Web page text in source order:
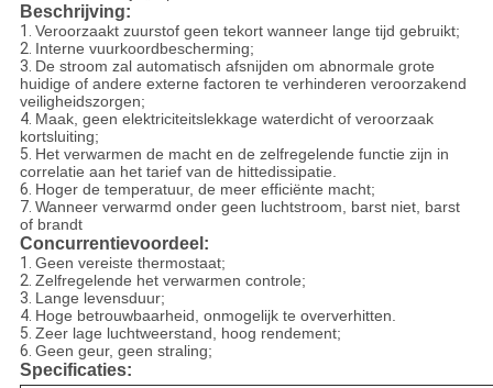
Beschrijving:
1. Veroorzaakt zuurstof geen tekort wanneer lange tijd gebruikt;
2. Interne vuurkoordbescherming;
3. De stroom zal automatisch afsnijden om abnormale grote
huidige of andere externe factoren te verhinderen veroorzakend
veiligheidszorgen;
4. Maak, geen elektriciteitslekkage waterdicht of veroorzaak
kortsluiting;
5. Het verwarmen de macht en de zelfregelende functie zijn in
correlatie aan het tarief van de hittedissipatie.
6. Hoger de temperatuur, de meer efficiënte macht;
7. Wanneer verwarmd onder geen luchtstroom, barst niet, barst
of brandt
Concurrentievoordeel:
1. Geen vereiste thermostaat;
2. Zelfregelende het verwarmen controle;
3. Lange levensduur;
4. Hoge betrouwbaarheid, onmogelijk te oververhitten.
5. Zeer lage luchtweerstand, hoog rendement;
6. Geen geur, geen straling;
Specificaties: